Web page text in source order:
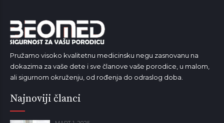
Pružamo visoko kvalitetnu medicinsku negu zasnovanu na
dokazima za vaše dete i sve članove vaše porodice, u malom,
ali sigurnom okruženju, od rođenja do odraslog doba.
Najnoviji članci